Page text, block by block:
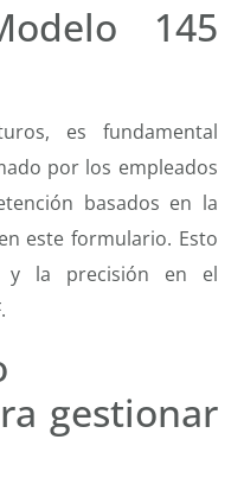
145
es fundamental
por los empleados
basados en la
este formulario. Esto
y la precisión en el
gestionar